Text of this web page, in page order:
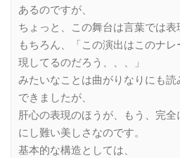
あるのですが、
ちょっと、この舞台は言葉では表
もちろん、「この演出はこのナ
現してるのだろう、、、」
みたいなことは曲がりなりにも
できましたが、
肝心の表現のほうが、もう、完
にし難い美しさなのです。
基本的な構造としては、